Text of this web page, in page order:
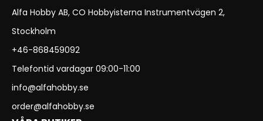
Alfa Hobby AB, CO Hobbyisterna Instrumentvägen 2,
Stockholm
+46-868459092
Telefontid vardagar 09:00-11:00
info@alfahobby.se
order@alfahobby.se